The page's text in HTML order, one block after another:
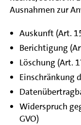
Ausnahmen zur
Auskunft (Art.
Berichtigung
Löschung (Art.
Einschränkung
Widerspruch
GVO)